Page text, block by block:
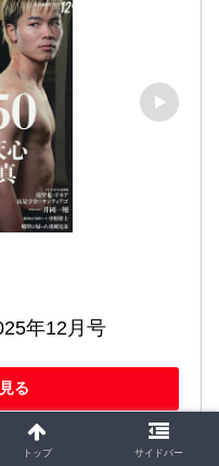
年12月号
る
る
トップ サイドバー